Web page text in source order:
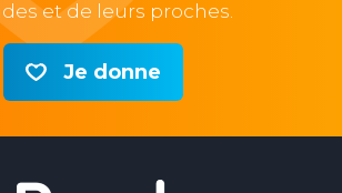
et de leurs proches.
Je donne